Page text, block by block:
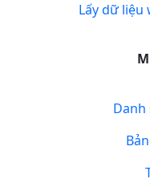
Lấy dữ liệu
Danh